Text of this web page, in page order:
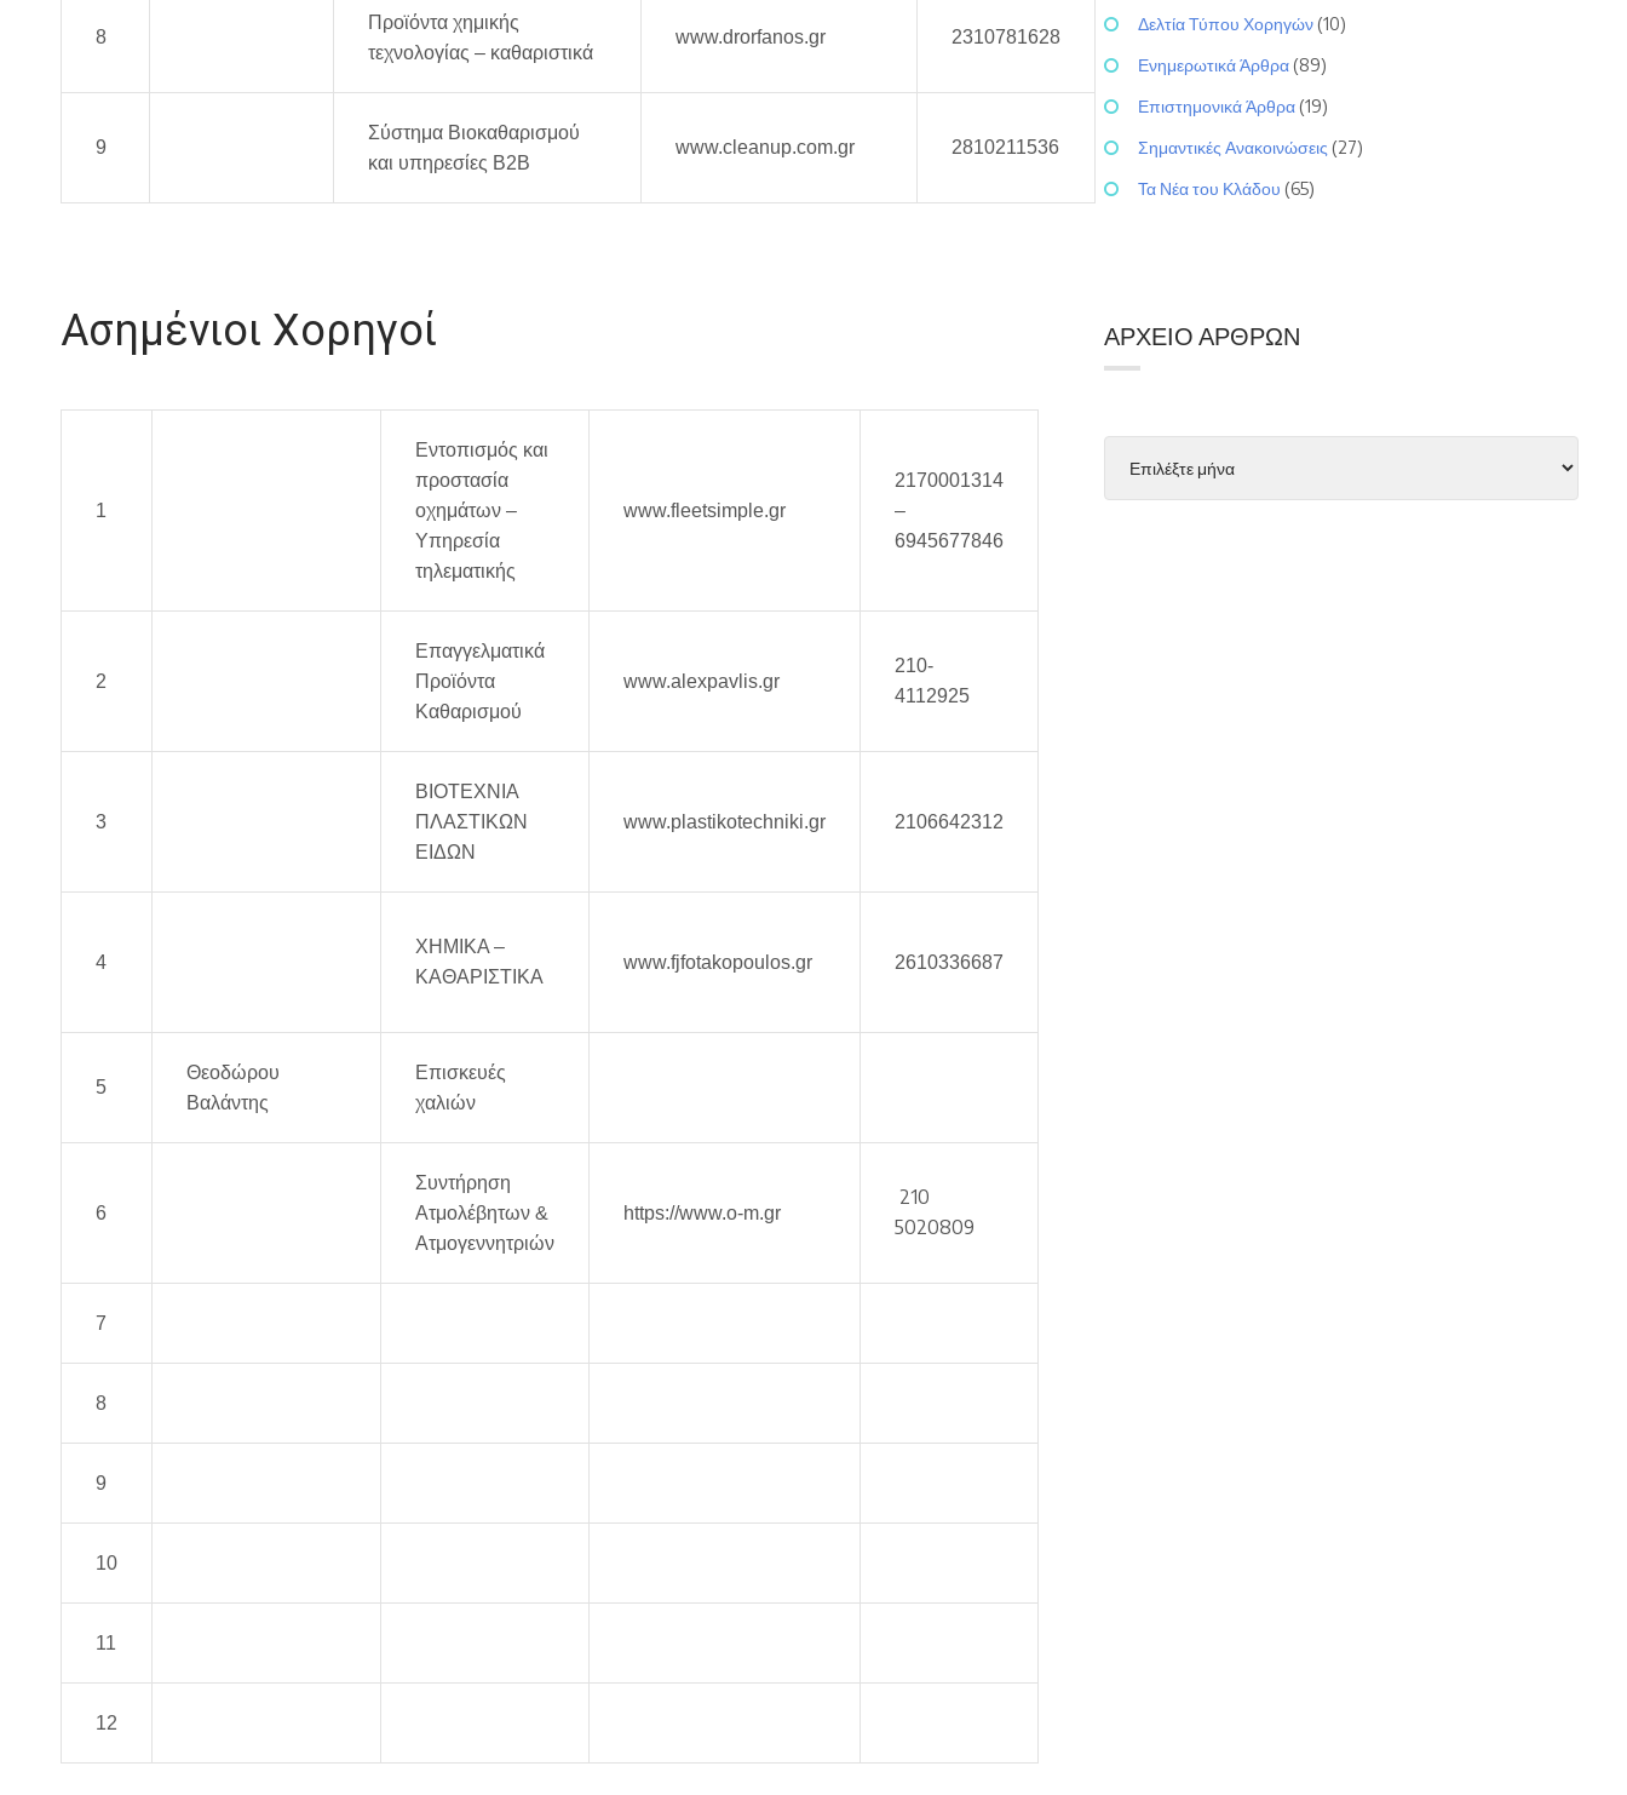
8
Προϊόντα χημικής
τεχνολογίας – καθαριστικά
www.drorfanos.gr 2310781628
9
Σύστημα Βιοκαθαρισμού
και υπηρεσίες Β2Β
www.cleanup.com.gr 2810211536
Ασημένιοι Χορηγοί
1
Εντοπισμός και
προστασία
οχημάτων –
Υπηρεσία
τηλεματικής
www.fleetsimple.gr
2170001314
–
6945677846
2
Επαγγελματικά
Προϊόντα
Καθαρισμού
www.alexpavlis.gr
210-
4112925
3
ΒΙΟΤΕΧΝΙΑ
ΠΛΑΣΤΙΚΩΝ
ΕΙΔΩΝ
www.plastikotechniki.gr 2106642312
4
ΧΗΜΙΚΑ –
ΚΑΘΑΡΙΣΤΙΚΑ
www.fjfotakopoulos.gr 2610336687
5
Θεοδώρου
Βαλάντης
Επισκευές
χαλιών
6
Συντήρηση
Ατμολέβητων &
Ατμογεννητριών
https://www.o-m.gr
210
5020809
7
8
9
10
11
12
Δελτία Τύπου Χορηγών (10)
Ενημερωτικά Άρθρα (89)
Επιστημονικά Άρθρα (19)
Σημαντικές Ανακοινώσεις (27)
Τα Νέα του Κλάδου (65)
ΑΡΧΕΊΟ ΆΡΘΡΩΝ